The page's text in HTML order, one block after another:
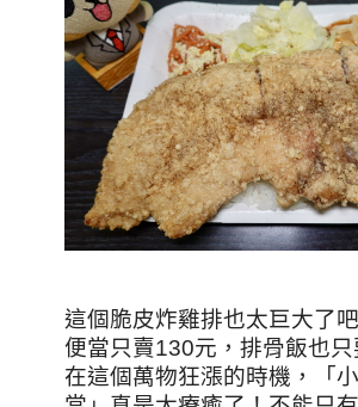
這個脆皮炸雞排也太巨大了
便當只賣130元，排骨飯也只
在這個萬物狂漲的時機，「